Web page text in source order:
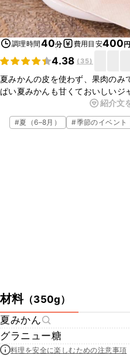
調理時間40分 費用目安400円
4.38 ( 35)
夏みかんの皮を使わず、果肉のみ
ぱい夏みかんも甘くておいしいジ
い皮は加えませんので苦味もなく
ンにぬったり、ヨーグルトに加え
紹介文
#夏（6–8月） #季節のイベント
材料（350g）
夏みかん
グラニュー糖
料理を安全に楽しむための注意事項